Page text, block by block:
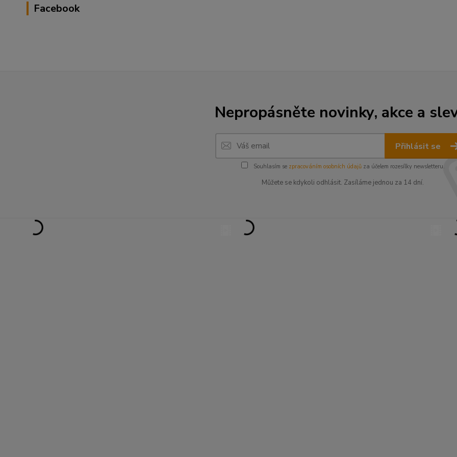
Facebook
Nepropásněte novinky, akce a
Přihlásit se
Souhlasím se zpracováním osobních údajůza účelem rozesílky newsletteru.
Můžete se kdykoli odhlásit. Zasíláme jednou za 14 dní.